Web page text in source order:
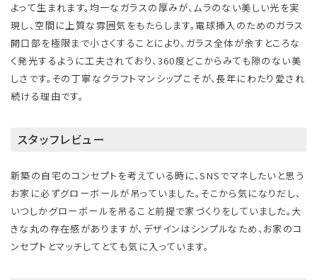
よって生まれます。均一なガラスの厚みが、ムラのない美しい光を実
現し、空間に上質な雰囲気をもたらします。電球挿入のためのガラス
開口部を極限まで小さくすることにより、ガラス全体が余すところな
く発光するように工夫されており、360度どこからみても隙のない美
しさです。その丁寧なクラフトマンシップこそが、長年にわたり愛され
続ける理由です。
スタッフレビュー
新築の自宅のコンセプトを考えている時に、SNSでマネしたいと思う
お家に必ずグローボールが吊っていました。そこから気になりだし、
いつしかグローボールを吊ること前提で家づくりをしていました。大
きな丸の存在感がありますが、デザインはシンプルなため、お家のコ
ンセプトとマッチしてとても気に入っています。